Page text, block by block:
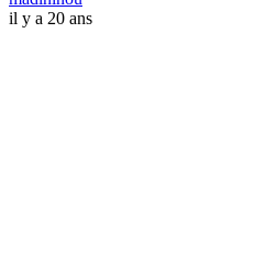
il y a 20 ans